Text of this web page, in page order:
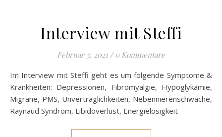
Interview mit Steffi
Februar 3, 2021 / 0 Kommentare
Im Interview mit Steffi geht es um folgende Symptome &
Krankheiten: Depressionen, Fibromyalgie, Hypoglykämie,
Migräne, PMS, Unverträglichkeiten, Nebennierenschwäche,
Raynaud Syndrom, Libidoverlust, Energielosigkeit